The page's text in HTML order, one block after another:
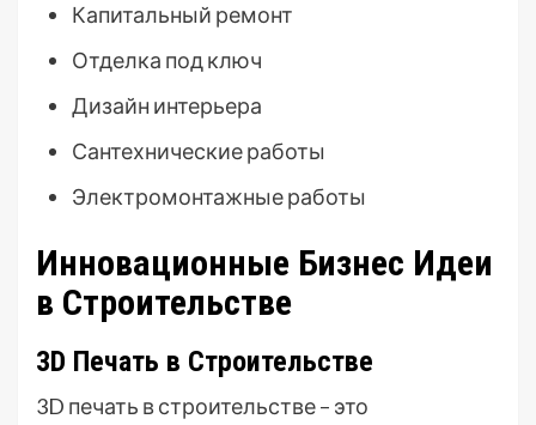
Капитальный ремонт
Отделка под ключ
Дизайн интерьера
Сантехнические работы
Электромонтажные работы
Инновационные Бизнес Идеи
в Строительстве
3D Печать в Строительстве
3D печать в строительстве – это